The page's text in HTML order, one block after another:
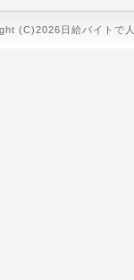
(C)2026日給バイトで